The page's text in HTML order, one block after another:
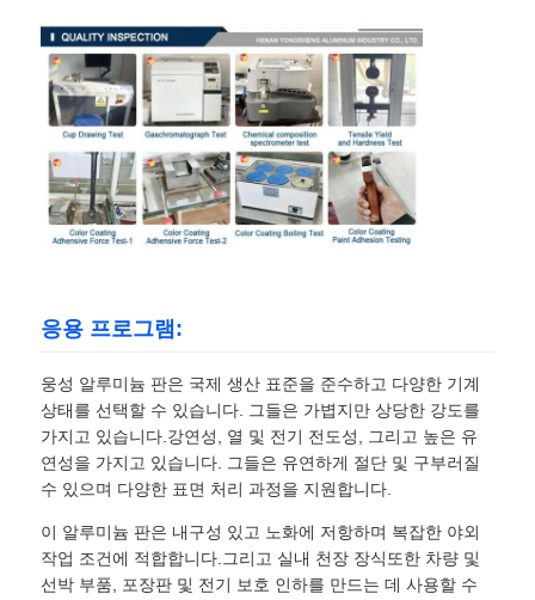
응용 프로그램:
웅성 알루미늄 판은 국제 생산 표준을 준수하고 다양한 기계
상태를 선택할 수 있습니다. 그들은 가볍지만 상당한 강도를
가지고 있습니다.강연성, 열 및 전기 전도성, 그리고 높은 유
연성을 가지고 있습니다. 그들은 유연하게 절단 및 구부러질
수 있으며 다양한 표면 처리 과정을 지원합니다.
이 알루미늄 판은 내구성 있고 노화에 저항하며 복잡한 야외
작업 조건에 적합합니다.그리고 실내 천장 장식또한 차량 및
선박 부품, 포장판 및 전기 보호 인하를 만드는 데 사용할 수